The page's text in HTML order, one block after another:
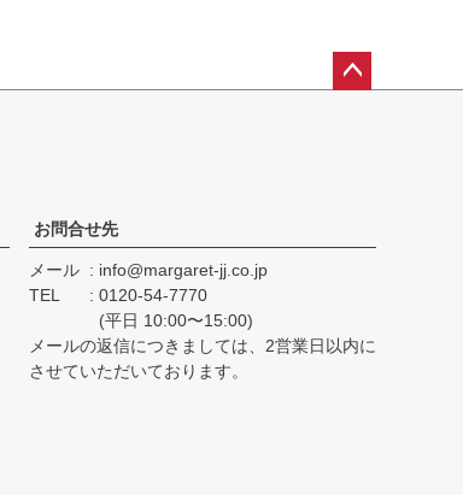
お問合せ先
メール
info@margaret-jj.co.jp
TEL
0120-54-7770
(平日 10:00〜15:00)
メールの返信につきましては、2営業日以内に
させていただいております。